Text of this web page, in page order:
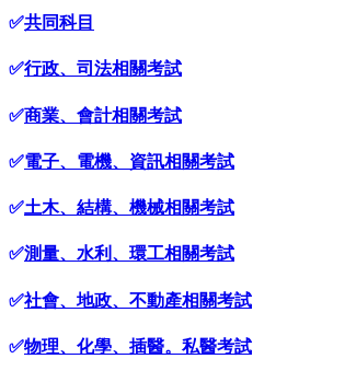
✅共同科目
✅行政、司法相關考試
✅商業、會計相關考試
✅電子、電機、資訊相關考試
✅土木、結構、機械相關考試
✅測量、水利、環工相關考試
✅社會、地政、不動產相關考試
✅物理、化學、插醫。私醫考試